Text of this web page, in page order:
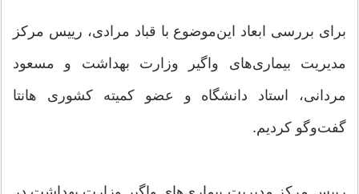
برای بررسی ابعاد این‌موضوع با قباد مرادی، رییس مرکز
مدیریت بیماری‌های واگیر وزارت بهداشت و مسعود
مردانی، استاد دانشگاه و عضو کمیته کشوری هانتا
گفت‌وگو کردیم.